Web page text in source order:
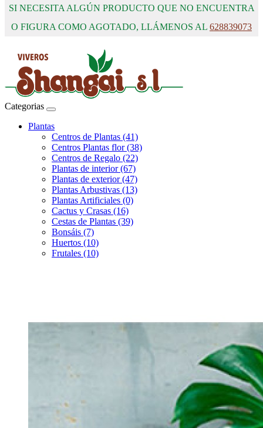
SI NECESITA ALGÚN PRODUCTO QUE NO ENCUENTRA
O FIGURA COMO AGOTADO, LLÁMENOS AL 628839073
Categorias
Plantas
Centros de Plantas (41)
Centros Plantas flor (38)
Centros de Regalo (22)
Plantas de interior (67)
Plantas de exterior (47)
Plantas Arbustivas (13)
Plantas Artificiales (0)
Cactus y Crasas (16)
Cestas de Plantas (39)
Bonsáis (7)
Huertos (10)
Frutales (10)